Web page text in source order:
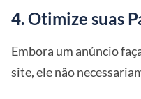
4. Otimize suas
Embora um anúncio
site, ele não